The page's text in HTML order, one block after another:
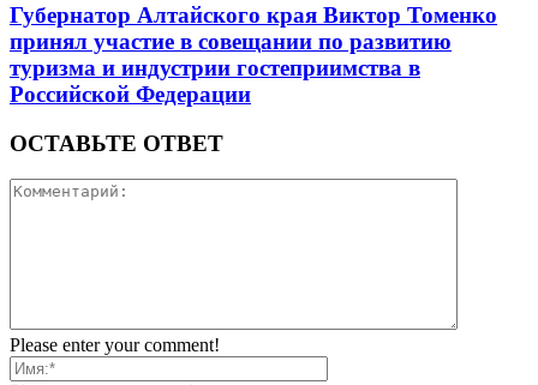
Губернатор Алтайского края Виктор Томенко
принял участие в совещании по развитию
туризма и индустрии гостеприимства в
Российской Федерации
ОСТАВЬТЕ ОТВЕТ
Please enter your comment!